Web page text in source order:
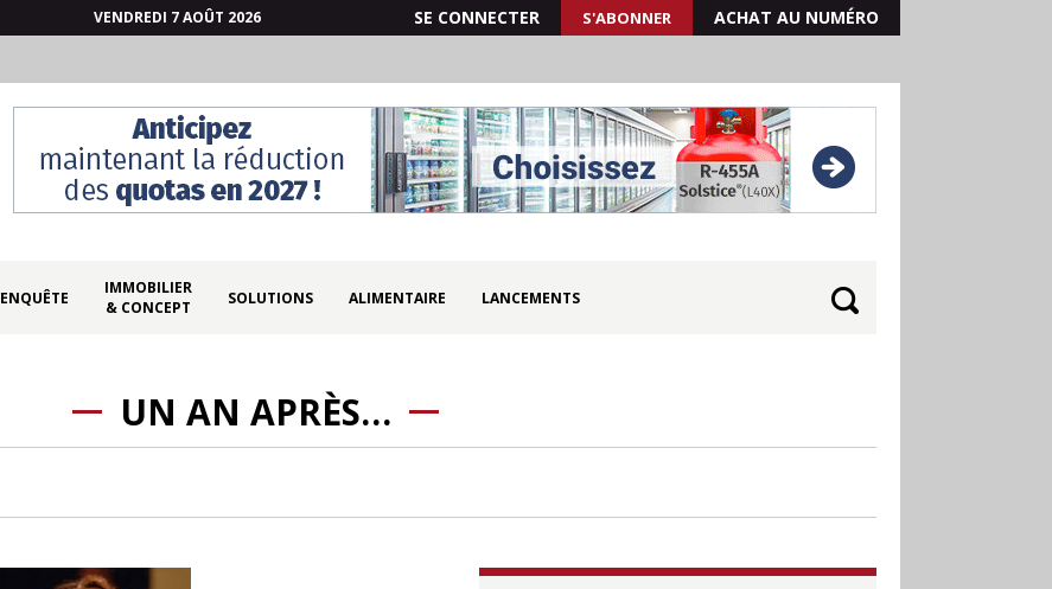
VENDREDI 7 AOÛT 2026 SE CONNECTER S'ABONNER ACHAT AU NUMÉRO
ENQUÊTE
IMMOBILIER
& CONCEPT
SOLUTIONS ALIMENTAIRE LANCEMENTS
UN AN APRÈS…